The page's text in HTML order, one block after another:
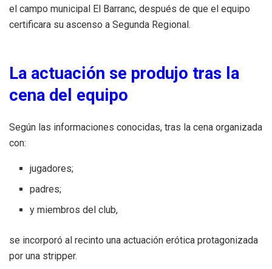
el campo municipal El Barranc, después de que el equipo
certificara su ascenso a Segunda Regional.
La actuación se produjo tras la
cena del equipo
Según las informaciones conocidas, tras la cena organizada
con:
jugadores;
padres;
y miembros del club,
se incorporó al recinto una actuación erótica protagonizada
por una stripper.